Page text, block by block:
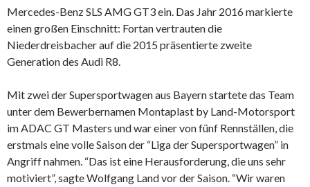
Mercedes-Benz SLS AMG GT3 ein. Das Jahr 2016 markierte
einen großen Einschnitt: Fortan vertrauten die
Niederdreisbacher auf die 2015 präsentierte zweite
Generation des Audi R8.
Mit zwei der Supersportwagen aus Bayern startete das Team
unter dem Bewerbernamen Montaplast by Land-Motorsport
im ADAC GT Masters und war einer von fünf Rennställen, die
erstmals eine volle Saison der “Liga der Supersportwagen” in
Angriff nahmen. “Das ist eine Herausforderung, die uns sehr
motiviert”, sagte Wolfgang Land vor der Saison. “Wir waren